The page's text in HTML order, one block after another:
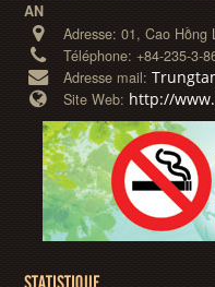
AN
Adresse:01, Cao Hồng
Téléphone:+84-235-3-
Adresse mail:
Site Web: http://
STATISTIQUE